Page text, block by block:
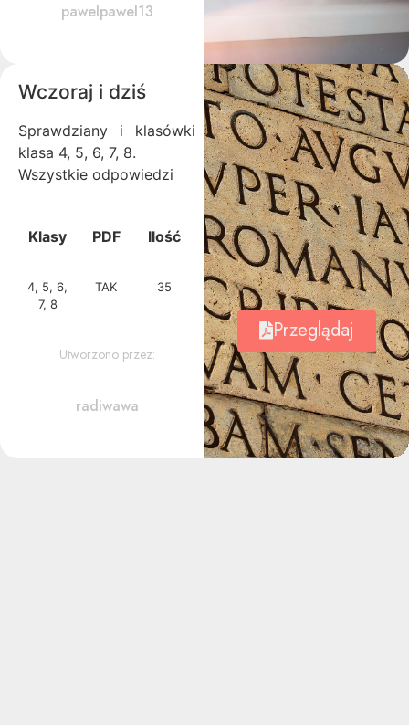
pawelpawel13
Wczoraj i dziś
Sprawdziany i klasówki
klasa 4, 5, 6, 7, 8.
Wszystkie odpowiedzi
Klasy PDF Ilość
4, 5, 6,
7, 8
TAK 35
Utworzono przez:
radiwawa
Przeglądaj